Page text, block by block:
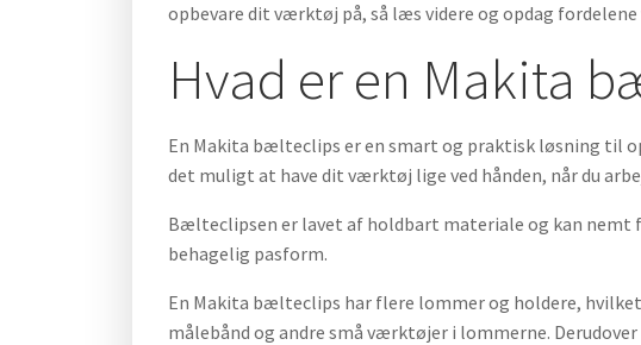
opbevare dit værktøj på, så læs videre og opdag
Hvad er en Makita
En Makita bælteclips er en smart og praktisk løsning til
det muligt at have dit værktøj lige ved hånden, når du
Bælteclipsen er lavet af holdbart materiale og kan nemt
behagelig pasform.
En Makita bælteclips har flere lommer og holdere,
målebånd og andre små værktøjer i lommerne.